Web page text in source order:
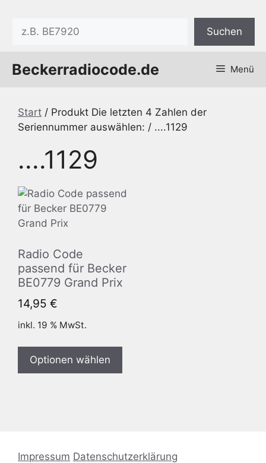
springen
Suchen
Beckerradiocode.de Menü
Start / Produkt Die letzten 4 Zahlen der
Seriennummer auswählen: / ....1129
....1129
Radio Code
passend für Becker
BE0779 Grand Prix
14,95 €
inkl. 19 % MwSt.
Optionen wählen
Impressum Datenschutzerklärung